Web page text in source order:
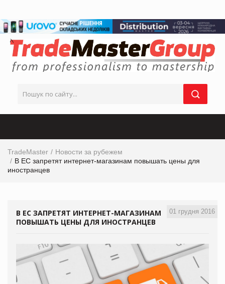
TradeMaster
Новости за рубежем
В ЕС запретят интернет-магазинам повышать цены для
иностранцев
01 грудня 2016
В ЕС ЗАПРЕТЯТ ИНТЕРНЕТ-МАГАЗИНАМ
ПОВЫШАТЬ ЦЕНЫ ДЛЯ ИНОСТРАНЦЕВ